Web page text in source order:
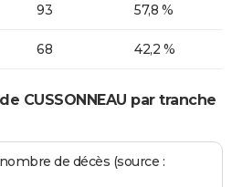
93 57,8 %
68 42,2 %
CUSSONNEAU par tranche
de décès (source :